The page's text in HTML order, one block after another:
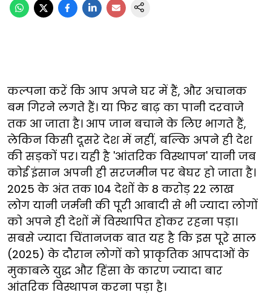
कल्पना करें कि आप अपने घर में हैं, और अचानक
बम गिरने लगते हैं। या फिर बाढ़ का पानी दरवाजे
तक आ जाता है। आप जान बचाने के लिए भागते हैं,
लेकिन किसी दूसरे देश में नहीं, बल्कि अपने ही देश
की सड़कों पर। यही है 'आंतरिक विस्थापन' यानी जब
कोई इंसान अपनी ही सरजमीन पर बेघर हो जाता है।
2025 के अंत तक 104 देशों के 8 करोड़ 22 लाख
लोग यानी जर्मनी की पूरी आबादी से भी ज्यादा लोगों
को अपने ही देशों में विस्थापित होकर रहना पड़ा।
सबसे ज्यादा चिंतानजक बात यह है कि इस पूरे साल
(2025) के दौरान लोगों को प्राकृतिक आपदाओं के
मुकाबले युद्ध और हिंसा के कारण ज्यादा बार
आंतरिक विस्थापन करना पड़ा है।